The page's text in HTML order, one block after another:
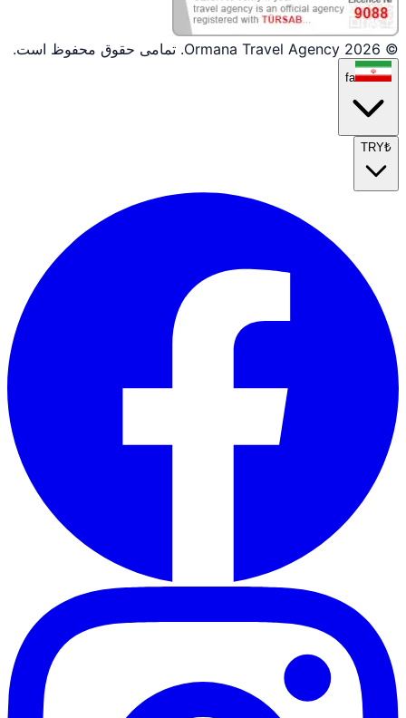
© 2026 Ormana Travel Agency. تمامی حقوق محفوظ است.
fa
₺
TRY